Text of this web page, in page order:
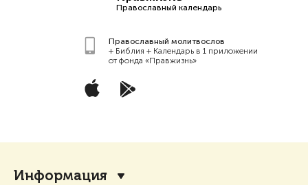
Православный календарь
Православный молитвослов
+ Библия + Календарь в 1 приложении
от фонда «Правжизнь»
Информация